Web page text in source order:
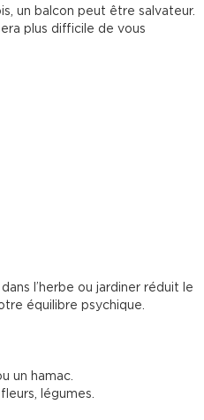
un balcon peut être salvateur.
plus difficile de vous
l’herbe ou jardiner réduit le
équilibre psychique.
un hamac.
légumes.